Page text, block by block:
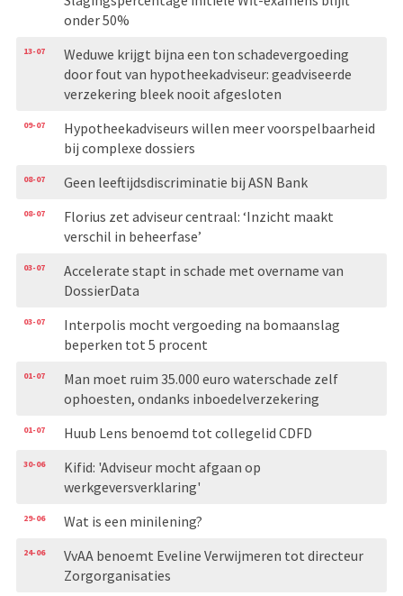
onder 50%
13-07
Weduwe krijgt bijna een ton schadevergoeding
door fout van hypotheekadviseur: geadviseerde
verzekering bleek nooit afgesloten
09-07
Hypotheekadviseurs willen meer voorspelbaarheid
bij complexe dossiers
08-07 Geen leeftijdsdiscriminatie bij ASN Bank
08-07
Florius zet adviseur centraal: ‘Inzicht maakt
verschil in beheerfase’
03-07
Accelerate stapt in schade met overname van
DossierData
03-07
Interpolis mocht vergoeding na bomaanslag
beperken tot 5 procent
01-07
Man moet ruim 35.000 euro waterschade zelf
ophoesten, ondanks inboedelverzekering
01-07 Huub Lens benoemd tot collegelid CDFD
30-06
Kifid: 'Adviseur mocht afgaan op
werkgeversverklaring'
29-06 Wat is een minilening?
24-06
VvAA benoemt Eveline Verwijmeren tot directeur
Zorgorganisaties